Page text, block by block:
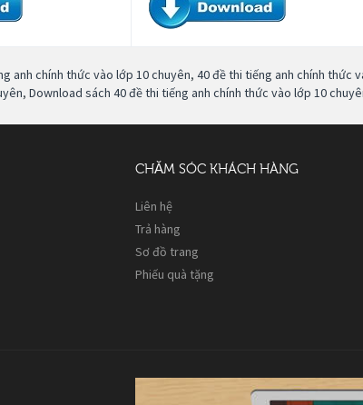
anh chính thức vào lớp 10 chuyên, 40 đề thi tiếng anh chính thức
, Download sách 40 đề thi tiếng anh chính thức vào lớp 10
CHĂM SÓC KHÁCH HÀNG
Liên hệ
Trả hàng
Sơ đồ trang
Phiếu quà tặng